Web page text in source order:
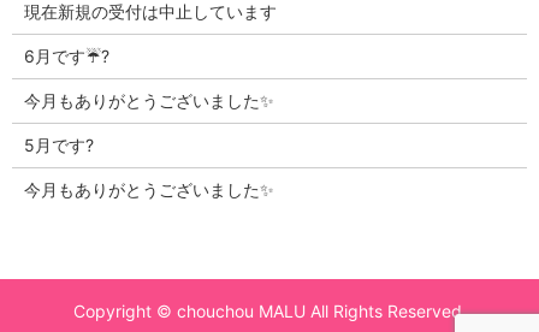
現在新規の受付は中止しています
6月です☔?
今月もありがとうございました✨
5月です?
今月もありがとうございました✨
Copyright © chouchou MALU All Rights Reserved.